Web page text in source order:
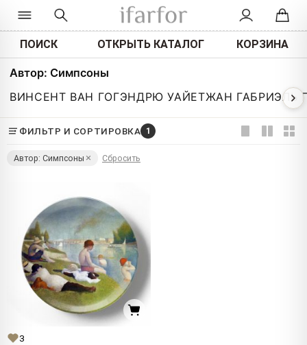
ПОИСК ОТКРЫТЬ КАТАЛОГ КОРЗИНА
Автор: Симпсоны
ВИНСЕНТ ВАН ГОГЭНДРЮ УАЙЕТЖАН ГАБРИЭЛЬ
ФИЛЬТР И СОРТИРОВКА 1
Автор: Симпсоны Сбросить
3